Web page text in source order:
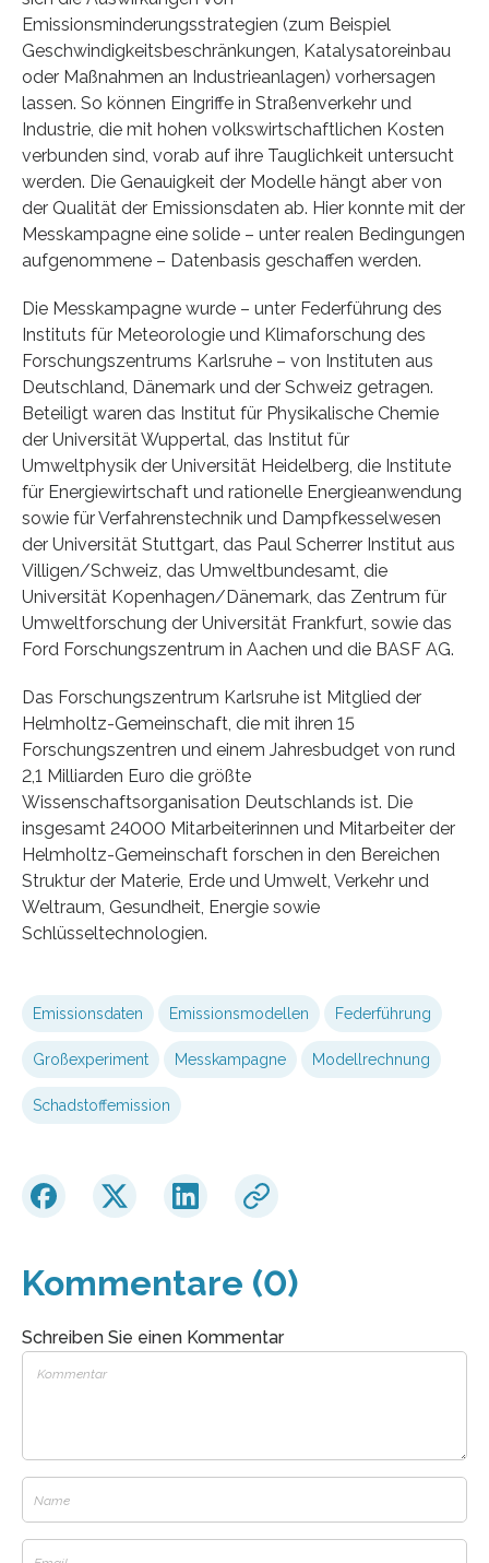
Emissionsminderungsstrategien (zum Beispiel
Geschwindigkeitsbeschränkungen, Katalysatoreinbau
oder Maßnahmen an Industrieanlagen) vorhersagen
lassen. So können Eingriffe in Straßenverkehr und
Industrie, die mit hohen volkswirtschaftlichen Kosten
verbunden sind, vorab auf ihre Tauglichkeit untersucht
werden. Die Genauigkeit der Modelle hängt aber von
der Qualität der Emissionsdaten ab. Hier konnte mit der
Messkampagne eine solide – unter realen Bedingungen
aufgenommene – Datenbasis geschaffen werden.
Die Messkampagne wurde – unter Federführung des
Instituts für Meteorologie und Klimaforschung des
Forschungszentrums Karlsruhe – von Instituten aus
Deutschland, Dänemark und der Schweiz getragen.
Beteiligt waren das Institut für Physikalische Chemie
der Universität Wuppertal, das Institut für
Umweltphysik der Universität Heidelberg, die Institute
für Energiewirtschaft und rationelle Energieanwendung
sowie für Verfahrenstechnik und Dampfkesselwesen
der Universität Stuttgart, das Paul Scherrer Institut aus
Villigen/Schweiz, das Umweltbundesamt, die
Universität Kopenhagen/Dänemark, das Zentrum für
Umweltforschung der Universität Frankfurt, sowie das
Ford Forschungszentrum in Aachen und die BASF AG.
Das Forschungszentrum Karlsruhe ist Mitglied der
Helmholtz-Gemeinschaft, die mit ihren 15
Forschungszentren und einem Jahresbudget von rund
2,1 Milliarden Euro die größte
Wissenschaftsorganisation Deutschlands ist. Die
insgesamt 24000 Mitarbeiterinnen und Mitarbeiter der
Helmholtz-Gemeinschaft forschen in den Bereichen
Struktur der Materie, Erde und Umwelt, Verkehr und
Weltraum, Gesundheit, Energie sowie
Schlüsseltechnologien.
Emissionsdaten Emissionsmodellen Federführung
Großexperiment Messkampagne Modellrechnung
Schadstoffemission
Kommentare (0)
Schreiben Sie einen Kommentar